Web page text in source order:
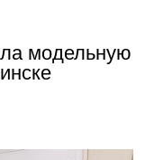
модельную